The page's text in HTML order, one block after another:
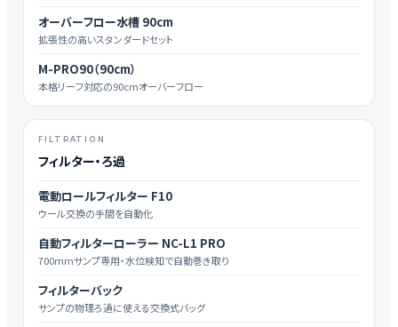
オーバーフロー水槽 90cm
拡張性の高いスタンダードセット
M-PRO90（90cm）
本格リーフ対応の90cmオーバーフロー
FILTRATION
フィルター・ろ過
電動ロールフィルター F10
ウール交換の手間を自動化
自動フィルターローラー NC-L1 PRO
700mmサンプ専用・水位検知で自動巻き取り
フィルターバック
サンプの物理ろ過に使える交換式バッグ